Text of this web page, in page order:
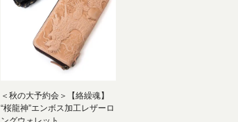
＜秋の大予約会＞【絡繰魂】
“桜龍神”エンボス加工レザーロ